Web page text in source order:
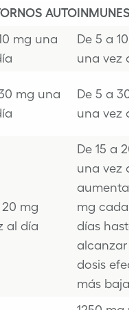
AUTOINMUNES
mg una
De 5 a 10
una vez
mg una
De 5 a 30
una vez
20 mg
al día
De 15 a
una vez
mg cada
días hasta
alcanzar
dosis
más baja